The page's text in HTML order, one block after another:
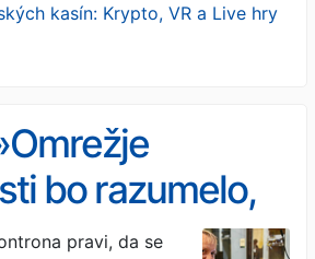
kasín: Krypto, VR a Live hry
bo razumelo,
v prostoru«
pravi, da se